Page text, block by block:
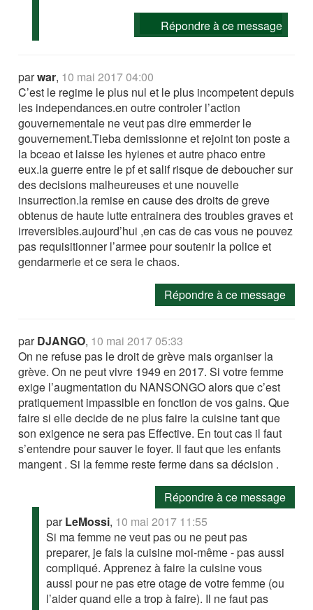
Répondre à ce message
parwar, 10 mai 2017 04:00
C’est le regime le plus nul et le plus incompetent depuis
les independances.en outre controler l’action
gouvernementale ne veut pas dire emmerder le
gouvernement.Tieba demissionne et rejoint ton poste a
la bceao et laisse les hyienes et autre phaco entre
eux.la guerre entre le pf et salif risque de deboucher sur
des decisions malheureuses et une nouvelle
insurrection.la remise en cause des droits de greve
obtenus de haute lutte entrainera des troubles graves et
irreversibles.aujourd’hui ,en cas de cas vous ne pouvez
pas requisitionner l’armee pour soutenir la police et
gendarmerie et ce sera le chaos.
Répondre à ce message
parDJANGO, 10 mai 2017 05:33
On ne refuse pas le droit de grève mais organiser la
grève. On ne peut vivre 1949 en 2017. Si votre femme
exige l’augmentation du NANSONGO alors que c’est
pratiquement impassible en fonction de vos gains. Que
faire si elle decide de ne plus faire la cuisine tant que
son exigence ne sera pas Effective. En tout cas il faut
s’entendre pour sauver le foyer. Il faut que les enfants
mangent . Si la femme reste ferme dans sa décision .
Répondre à ce message
parLeMossi, 10 mai 2017 11:55
Si ma femme ne veut pas ou ne peut pas
preparer, je fais la cuisine moi-même - pas aussi
compliqué. Apprenez à faire la cuisine vous
aussi pour ne pas etre otage de votre femme (ou
l’aider quand elle a trop à faire). Il ne faut pas